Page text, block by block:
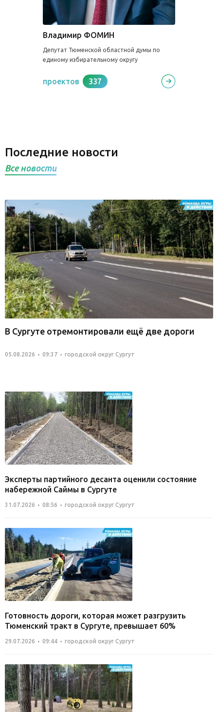
Владимир ФОМИН
Депутат Тюменской областной думы по
единому избирательному округу
проектов 337
Последние новости
Все новости
В Сургуте отремонтировали ещё две дороги
05.08.2026 09:37 городской округ Сургут
Эксперты партийного десанта оценили состояние
набережной Саймы в Сургуте
31.07.2026 08:56 городской округ Сургут
Готовность дороги, которая может разгрузить
Тюменский тракт в Сургуте, превышает 60%
29.07.2026 09:44 городской округ Сургут